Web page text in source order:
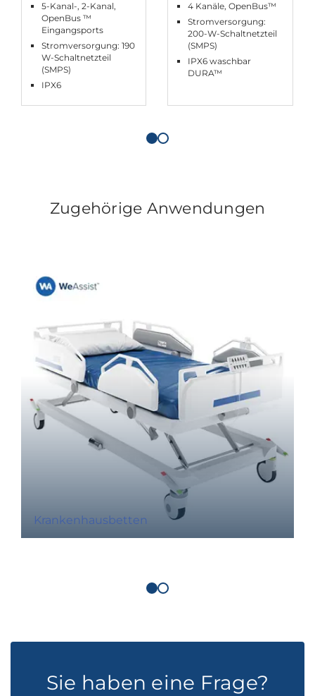
5-Kanal-, 2-Kanal,
OpenBus ™
Eingangsports
Stromversorgung: 190
W-Schaltnetzteil
(SMPS)
IPX6
4 Kanäle, OpenBus™
Stromversorgung:
200-W-Schaltnetzteil
(SMPS)
IPX6 waschbar
DURA™
Zugehörige Anwendungen
Krankenhausbetten
Sie haben eine Frage?